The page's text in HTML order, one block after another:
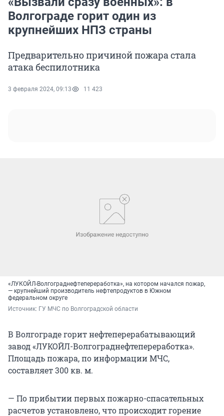
Волгограде горит один из
крупнейших НПЗ страны
Предварительно причиной пожара стала
атака беспилотника
3 февраля 2024, 09:13 11 423
«ЛУКОЙЛ-Волгограднефтепереработка», на котором начался пожар,
— крупнейший производитель нефтепродуктов в Южном
федеральном округе
Источник: ГУ МЧС по Волгоградской области
В Волгограде горит нефтеперерабатывающий
завод «ЛУКОЙЛ-Волгограднефтепереработка».
Площадь пожара, по информации МЧС,
составляет 300 кв. м.
— По прибытии первых пожарно-спасательных
расчетов установлено, что происходит горение